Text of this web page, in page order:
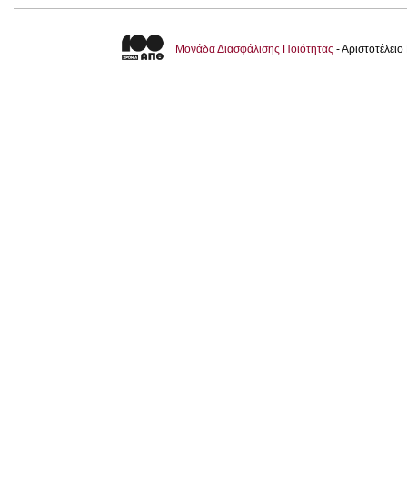
Μονάδα Διασφάλισης Ποιότητας -